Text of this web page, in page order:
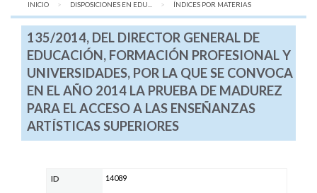
INICIO DISPOSICIONES EN EDU... AQUÍ:
ÍNDICES POR MATERIAS
135/2014, DEL DIRECTOR GENERAL DE
EDUCACIÓN, FORMACIÓN PROFESIONAL Y
UNIVERSIDADES, POR LA QUE SE CONVOCA
EN EL AÑO 2014 LA PRUEBA DE MADUREZ
PARA EL ACCESO A LAS ENSEÑANZAS
ARTÍSTICAS SUPERIORES
ID 14089